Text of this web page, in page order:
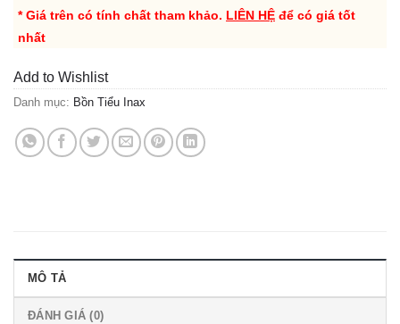
* Giá trên có tính chất tham khảo. LIÊN HỆ để có giá tốt
nhất
Add to Wishlist
Danh mục: Bồn Tiểu Inax
MÔ TẢ
ĐÁNH GIÁ (0)